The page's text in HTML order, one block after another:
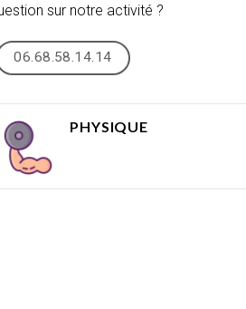
sur notre activité ?
06.68.58.14.14
PHYSIQUE